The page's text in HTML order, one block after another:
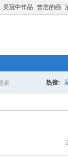
吴冠中作品 曾浩的画
索 热搜: